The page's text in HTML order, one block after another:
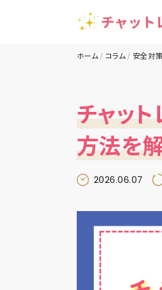
ホーム コラム 安全対策
チャッ
方法を
2026.06.07